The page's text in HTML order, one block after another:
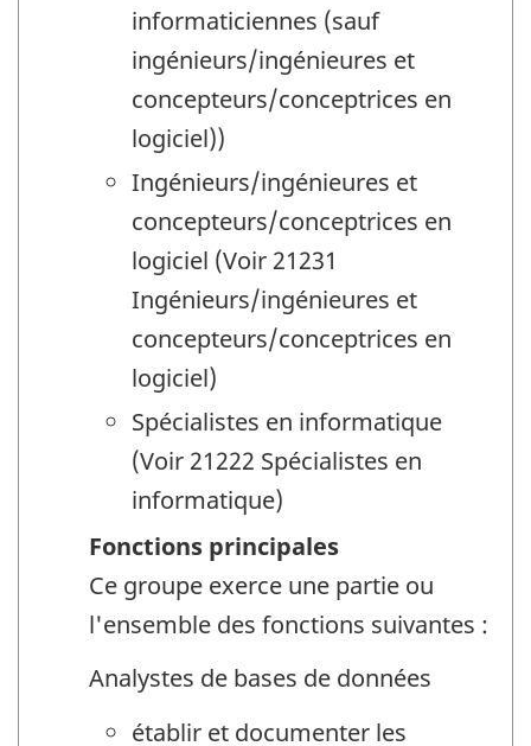
informaticiennes (sauf
ingénieurs/ingénieures et
concepteurs/conceptrices en
logiciel))
Ingénieurs/ingénieures et
concepteurs/conceptrices en
logiciel (Voir 21231
Ingénieurs/ingénieures et
concepteurs/conceptrices en
logiciel)
Spécialistes en informatique
(Voir 21222 Spécialistes en
informatique)
Fonctions principales
Ce groupe exerce une partie ou
l'ensemble des fonctions suivantes :
Analystes de bases de données
établir et documenter les